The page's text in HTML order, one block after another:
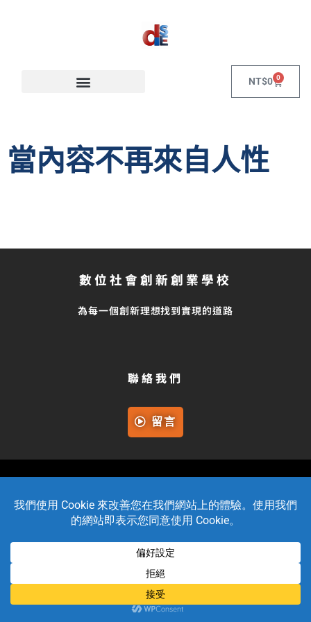
NT$0 0
當內容不再來自人性
數位社會創新創業學校
為每一個創新理想找到實現的道路
聯絡我們
留言
rights reserved